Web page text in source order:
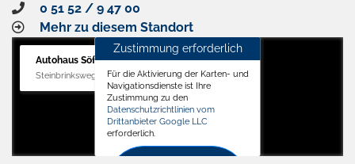
0 51 52 / 9 47 00
Mehr zu diesem Standort
Autohaus Söffker GmbH
Steinbrinksweg 12, 31840 Hessisch Oldendorf
Zustimmung erforderlich
Für die Aktivierung der Karten- und
Navigationsdienste ist Ihre
Zustimmung zu den
Datenschutzrichtlinien vom
Drittanbieter Google LLC
erforderlich.